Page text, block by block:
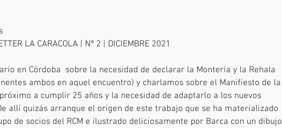
LA CARACOLA | Nº 2 | DICIEMBRE 2021
en Córdoba  sobre la necesidad de declarar la Montería y la Rehala
ambos en aquel encuentro) y charlamos sobre el Manifiesto de la
a cumplir 25 años y la necesidad de adaptarlo a los nuevos
allí quizás arranque el origen de este trabajo que se ha materializado
de socios del RCM e ilustrado deliciosamente por Barca con un dibujo